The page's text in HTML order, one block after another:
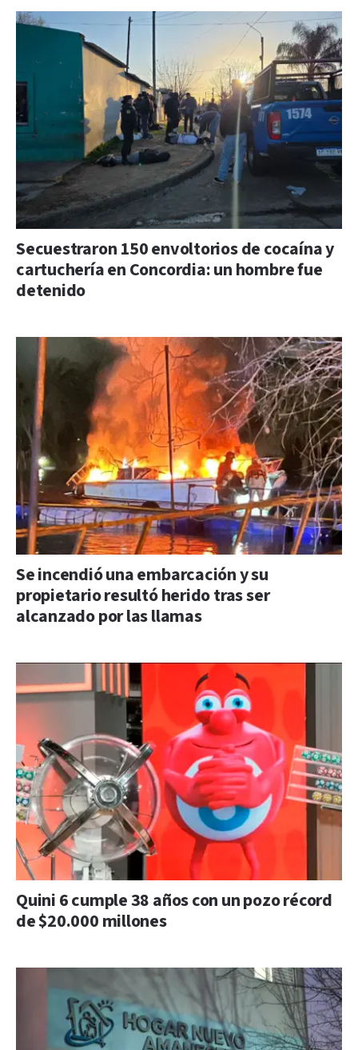
Secuestraron 150 envoltorios de cocaína y
cartuchería en Concordia: un hombre fue
detenido
Se incendió una embarcación y su
propietario resultó herido tras ser
alcanzado por las llamas
Quini 6 cumple 38 años con un pozo récord
de $20.000 millones